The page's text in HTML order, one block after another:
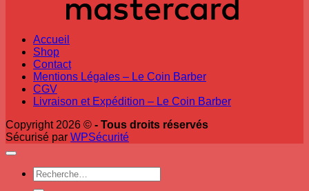
Accueil
Shop
Contact
Mentions Légales – Le Coin Barber
CGV
Livraison et Expédition – Le Coin Barber
Copyright 2026 © - Tous droits réservés
Sécurisé par WPSécurité
Recherche
pour :